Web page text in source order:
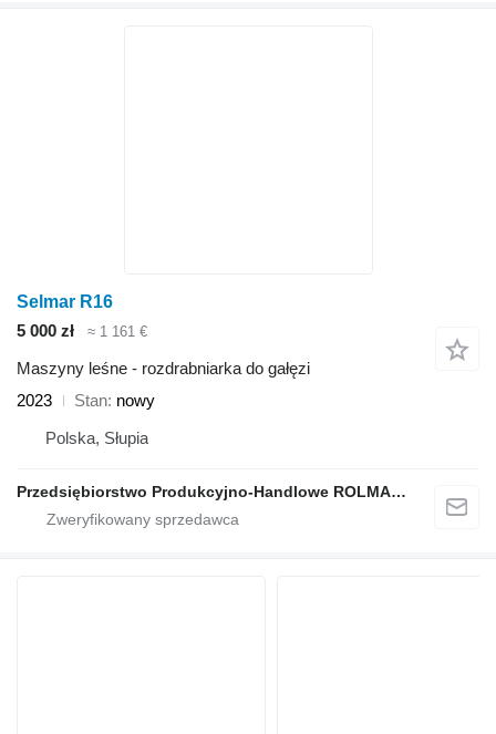
Selmar R16
5 000 zł
≈ 1 161 €
Maszyny leśne - rozdrabniarka do gałęzi
2023
Stan nowy
Polska, Słupia
Przedsiębiorstwo Produkcyjno-Handlowe ROLMAPOL Marcin Dziekan